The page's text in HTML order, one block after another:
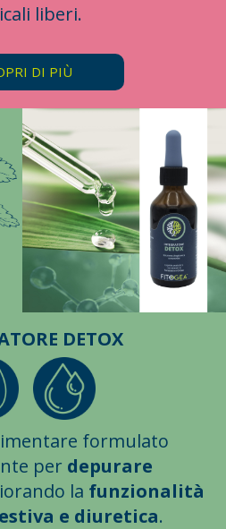
liberi.
DI PIÙ
DETOX
formulato
per depurare
la funzionalità
e diuretica.